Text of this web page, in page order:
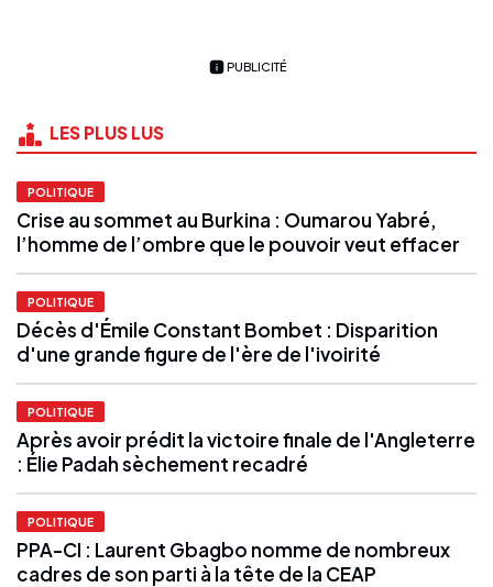
PUBLICITÉ
LES PLUS LUS
POLITIQUE
Crise au sommet au Burkina : Oumarou Yabré,
l’homme de l’ombre que le pouvoir veut effacer
POLITIQUE
Décès d'Émile Constant Bombet : Disparition
d'une grande figure de l'ère de l'ivoirité
POLITIQUE
Après avoir prédit la victoire finale de l'Angleterre
: Élie Padah sèchement recadré
POLITIQUE
PPA-CI : Laurent Gbagbo nomme de nombreux
cadres de son parti à la tête de la CEAP